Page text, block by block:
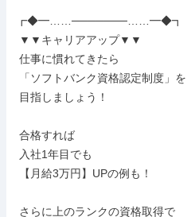
┏◆━……───────……━◆┓